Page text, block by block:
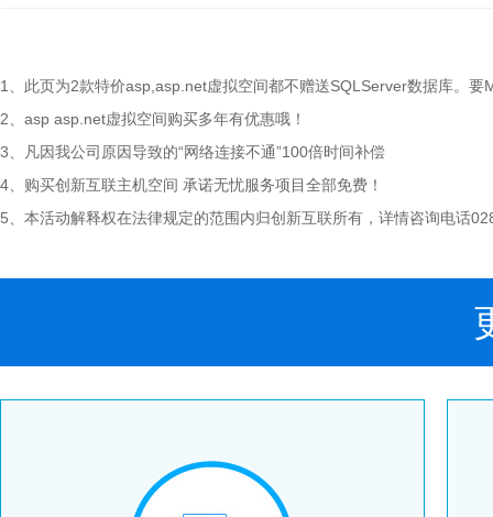
1、此页为2款特价asp,asp.net虚拟空间都不赠送SQLServer数据库。
2、asp asp.net虚拟空间购买多年有优惠哦！
3、凡因我公司原因导致的“网络连接不通”100倍时间补偿
4、购买创新互联主机空间 承诺无忧服务项目全部免费！
5、本活动解释权在法律规定的范围内归创新互联所有，详情咨询电话